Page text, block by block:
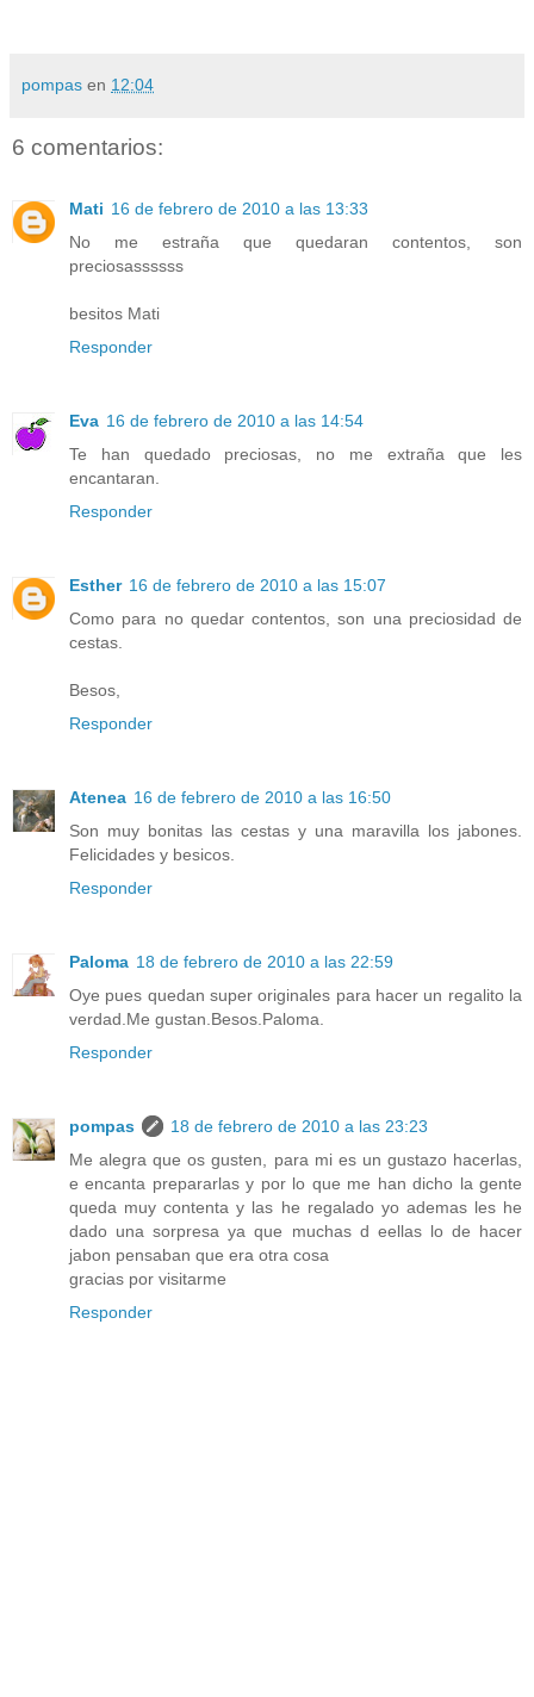
pompas en 12:04
6 comentarios:
Mati 16 de febrero de 2010 a las 13:33
No me estraña que quedaran contentos, son
preciosassssss
besitos Mati
Responder
Eva 16 de febrero de 2010 a las 14:54
Te han quedado preciosas, no me extraña que les
encantaran.
Responder
Esther 16 de febrero de 2010 a las 15:07
Como para no quedar contentos, son una preciosidad de
cestas.
Besos,
Responder
Atenea 16 de febrero de 2010 a las 16:50
Son muy bonitas las cestas y una maravilla los jabones.
Felicidades y besicos.
Responder
Paloma 18 de febrero de 2010 a las 22:59
Oye pues quedan super originales para hacer un regalito la
verdad.Me gustan.Besos.Paloma.
Responder
pompas
18 de febrero de 2010 a las 23:23
Me alegra que os gusten, para mi es un gustazo hacerlas,
e encanta prepararlas y por lo que me han dicho la gente
queda muy contenta y las he regalado yo ademas les he
dado una sorpresa ya que muchas d eellas lo de hacer
jabon pensaban que era otra cosa
gracias por visitarme
Responder